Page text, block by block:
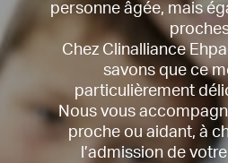
personne âgée, mais
Chez Clinalliance
savons que ce
particulièrement
Nous vous
proche ou aidant, à
l’admission de